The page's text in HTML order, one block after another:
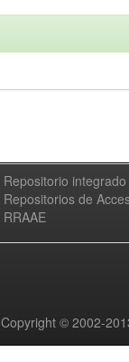
Repositorio
Repositorios de
RRAAE
Copyright © 2002-